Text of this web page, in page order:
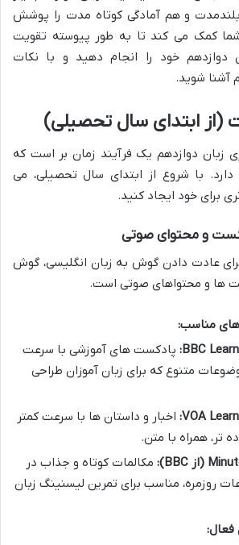
و همآمادگی کوتاه مدت را پوشش
کمک می کند تا به طور پیوسته تقویت
دوازدهمخود را انجام دهید و با نکات
آشنا شوید.
(از ابتدای سال تحصیلی)
زبان دوازدهمیک فرآیند زمان بر است که
دارد. با شروع از ابتدای سال تحصیلی، می
برای خود ایجاد کنید.
و محتوای صوتی
برای عادت دادن گوش به زبان انگلیسی، گوش
ها و محتواهای صوتی است.
مناسب:
BBC پادکست های آموزشی با سرعت
متنوع که برای زبان آموزان طراحی
VOA اخبار و داستان ها با سرعت کمتر
تر، همراه با متن.
مکالمات کوتاه و جذاب در
روزمره، مناسب برای تمرین لیسنینگ زبان